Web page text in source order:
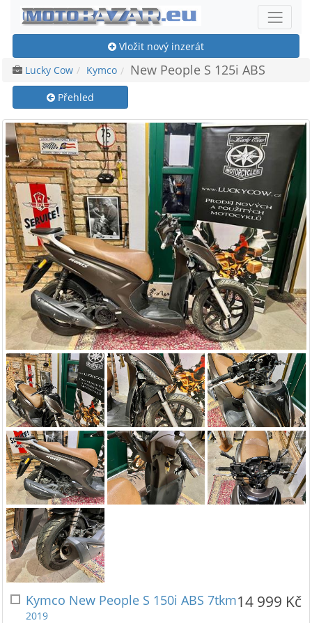
Vložit nový inzerát
Lucky Cow
Kymco New People S 125i ABS
Přehled
14 999 Kč
Kymco New People S 150i ABS 7tkm
2019